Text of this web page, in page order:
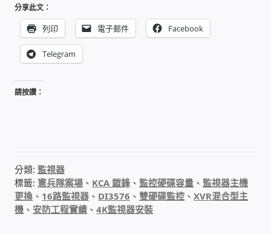
PHP程式設計
網路 工具 軟體 手冊
監視器安裝維修
防盜保全-安防設備
昇銳電子(HI SHARP)智慧科技
分享此文：
列印 電子郵件 Facebook
Telegram
請按讚：
分類:監視器
標籤: 憲兵隊案場 、 KCA 鎧鋒 、監控硬碟容量 、監視器主機
更換 、 16路監視器 、 DI3576 、雙硬碟監控 、XVR混合型主
機 、 安防工程實績 、4K監視器安裝